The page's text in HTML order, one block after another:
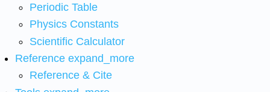
Periodic Table
Physics Constants
Scientific Calculator
Reference expand_more
Reference & Cite